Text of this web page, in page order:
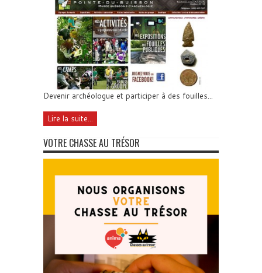
Devenir archéologue et participer à des fouilles...
Lire la suite...
VOTRE CHASSE AU TRÉSOR